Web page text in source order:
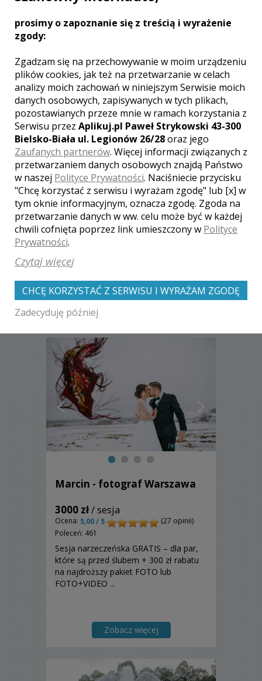
średnioformatowy Mamiya C330f, aparat
Aparat natychmiastowy:Polaroid
OneStep2
Opinie o fotografie (0)
[ brak komentarzy ]
Zobacz także galerie
innych fotografów
Marcin - fotograf Warszawa
3000 zł/ sesja
Ocena: 5,00 / 5
(27 opinii)
Poleceń: 461
Sesja narzeczeńska GRATIS – dla par,
które są przed ślubem + 300 zł rabatu
na najdroższy pakiet FOTO lub
FOTO+VIDEO ...
Zobacz więcej
prosimy o zapoznanie się z treścią i wyrażenie
zgody:
Zgadzam się na przechowywanie w moim urządzeniu
plików cookies, jak też na przetwarzanie w celach
analizy moich zachowań w niniejszym Serwisie moich
danych osobowych, zapisywanych w tych plikach,
pozostawianych przeze mnie w ramach korzystania z
Serwisu przez Aplikuj.pl Paweł Strykowski 43-300
Bielsko-Biała ul. Legionów 26/28oraz jego
Zaufanych partnerów. Więcej informacji związanych z
przetwarzaniem danych osobowych znajdą Państwo
w naszej Polityce Prywatności. Naciśniecie przycisku
"Chcę korzystać z serwisu i wyrażam zgodę" lub [x] w
tym oknie informacyjnym, oznacza zgodę. Zgoda na
przetwarzanie danych w ww. celu może być w każdej
chwili cofnięta poprzez link umieszczony w Polityce
Prywatności.
Czytaj więcej
CHCĘ KORZYSTAĆ Z SERWISU I WYRAŻAM ZGODĘ
Zadecyduję później